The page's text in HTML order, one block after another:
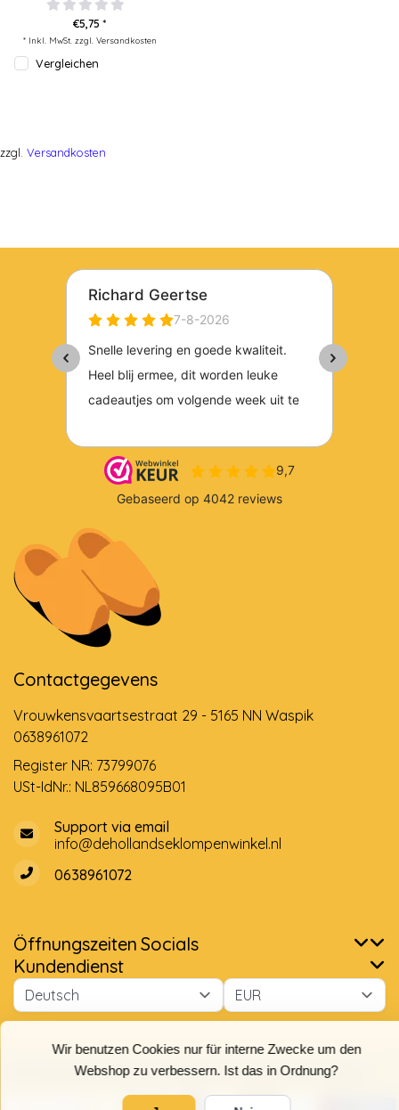
9,7
Wir benutzen Cookies nur für interne Zwecke um den
Webshop zu verbessern. Ist das in Ordnung?
Ja Nein
€5,75 *
* Inkl. MwSt. zzgl. Versandkosten
Vergleichen
zzgl. Versandkosten
Contactgegevens
Vrouwkensvaartsestraat 29 - 5165 NN Waspik
0638961072
Register NR: 73799076
USt-IdNr.: NL859668095B01
Support via email
info@dehollandseklompenwinkel.nl
0638961072
Öffnungszeiten Socials
Kundendienst
© Copyright 2026 Der Holländische Holzschuhe Laden